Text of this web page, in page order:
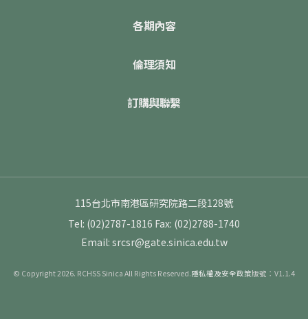
各期內容
倫理須知
訂購與聯繫
115台北市南港區研究院路二段128號
Tel: (02)2787-1816 Fax: (02)2788-1740
Email: srcsr@gate.sinica.edu.tw
© Copyright 2026. RCHSS Sinica All Rights Reserved.隱私權及安全政策版號：V1.1.4